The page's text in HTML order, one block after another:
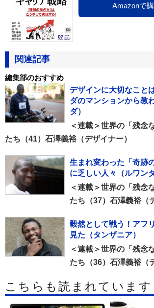
Amazonで
関連記事
編集部のおすすめ
デザインに大切なこと
ダのマンションから教
ダ）
＜連載＞世界の「残念
たち（41）石澤義裕（デザイナー）
生まれ変わった「奇跡
に乏しい人々（ルワンダ
＜連載＞世界の「残念
たち（37）石澤義裕（
毅然として戦う！アフ
見た（タンザニア）
＜連載＞世界の「残念
たち（36）石澤義裕（
こちらも読まれています